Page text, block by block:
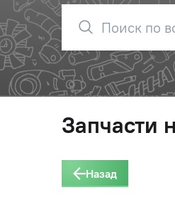
Запчасти
Назад